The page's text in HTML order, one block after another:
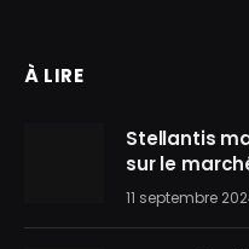
À LIRE
Stellantis
sur le
11 septembre